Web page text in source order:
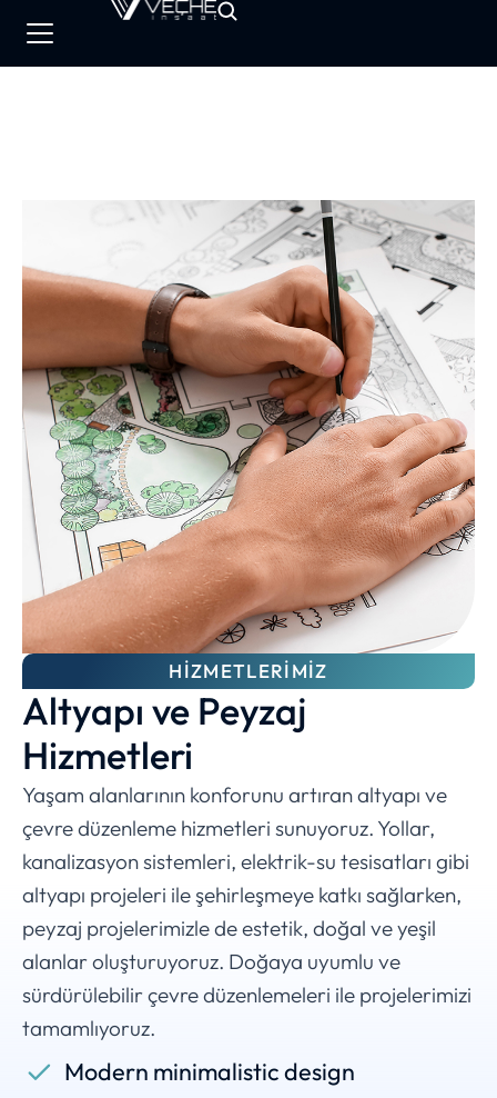
HIZMETLERIMIZ
Altyapı ve Peyzaj
Hizmetleri
Yaşam alanlarının konforunu artıran altyapı ve
çevre düzenleme hizmetleri sunuyoruz. Yollar,
kanalizasyon sistemleri, elektrik-su tesisatları gibi
altyapı projeleri ile şehirleşmeye katkı sağlarken,
peyzaj projelerimizle de estetik, doğal ve yeşil
alanlar oluşturuyoruz. Doğaya uyumlu ve
sürdürülebilir çevre düzenlemeleri ile projelerimizi
tamamlıyoruz.
Modern minimalistic design